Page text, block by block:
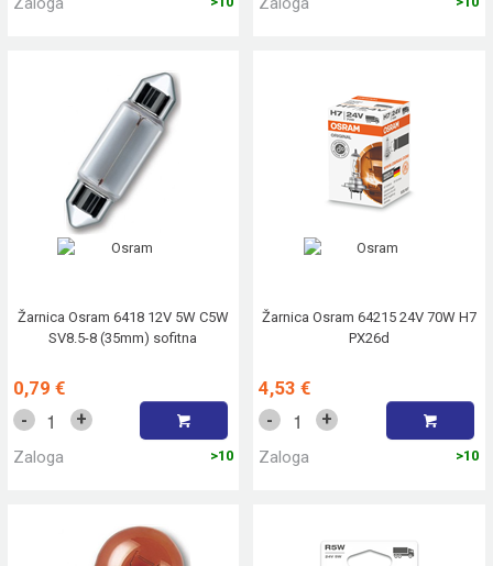
Žarnica Osram 6418 12V 5W C5W
SV8.5-8 (35mm) sofitna
0,79 €
- +
Zaloga >10
Žarnica Osram 64215 24V 70W H7
PX26d
4,53 €
- +
Zaloga >10